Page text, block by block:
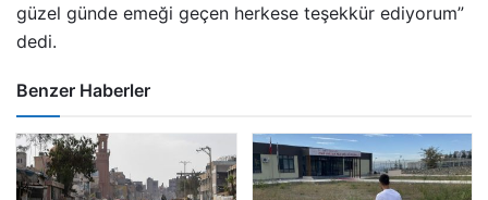
güzel günde emeği geçen herkese teşekkür ediyorum”
dedi.
Benzer Haberler